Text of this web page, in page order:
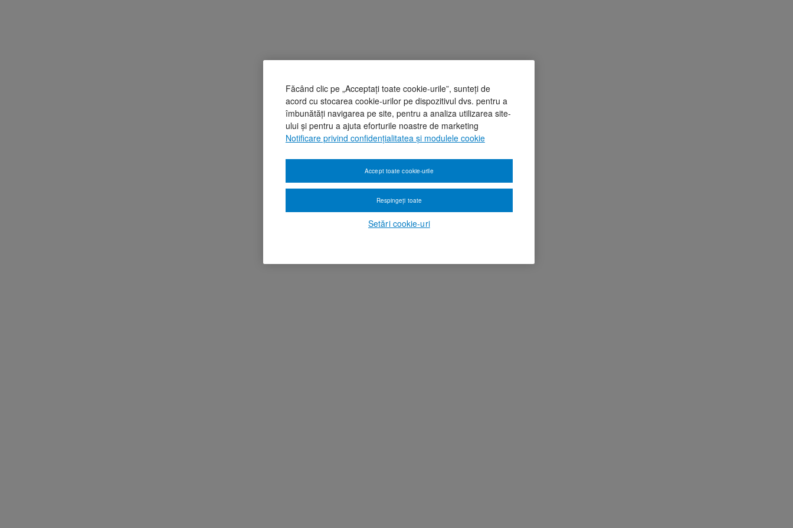
Făcând clic pe „Acceptați toate cookie-urile”, sunteți de
acord cu stocarea cookie-urilor pe dispozitivul dvs. pentru a
îmbunătăți navigarea pe site, pentru a analiza utilizarea site-
ului și pentru a ajuta eforturile noastre de marketing
Notificare privind confidențialitatea și modulele cookie
Setări cookie-uri
Respingeți toate
Accept toate cookie-urile